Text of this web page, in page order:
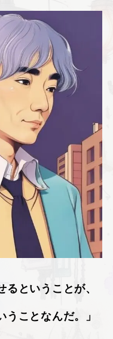
るということが、
ことなんだ。」